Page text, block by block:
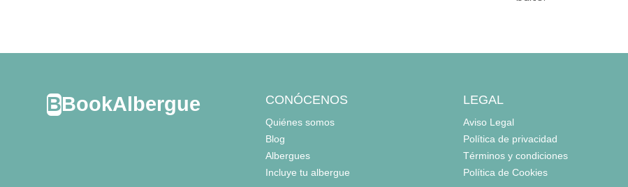
BookAlbergue CONÓCENOS
Quiénes somos
Blog
Albergues
Incluye tu albergue
LEGAL
Aviso Legal
Política de privacidad
Términos y condiciones
Política de Cookies